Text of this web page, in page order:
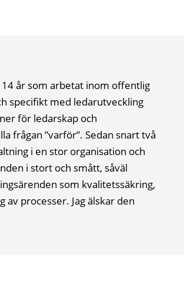
år som arbetat inom offentlig
specifikt med ledarutveckling
för ledarskap och
frågan ”varför”. Sedan snart två
i en stor organisation och
i stort och smått, såväl
som kvalitetssäkring,
processer. Jag älskar den